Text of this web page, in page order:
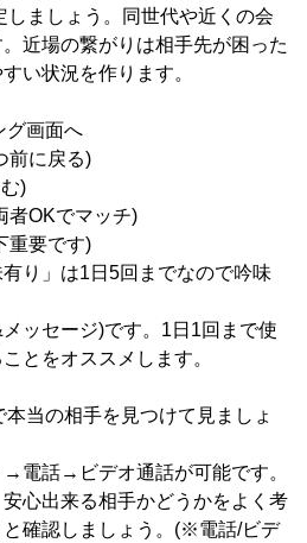
しましょう。同世代や近くの会
近場の繋がりは相手先が困った
い状況を作ります。
グ画面へ
前に戻る)
)
者OKでマッチ)
重要です)
り」は1日5回までなので吟味
ッセージ)です。1日1回まで使
とをオススメします。
当の相手を見つけて見ましょ
→電話→ビデオ通話が可能です。
心出来る相手かどうかをよく考
と確認しましょう。(※電話/ビデ